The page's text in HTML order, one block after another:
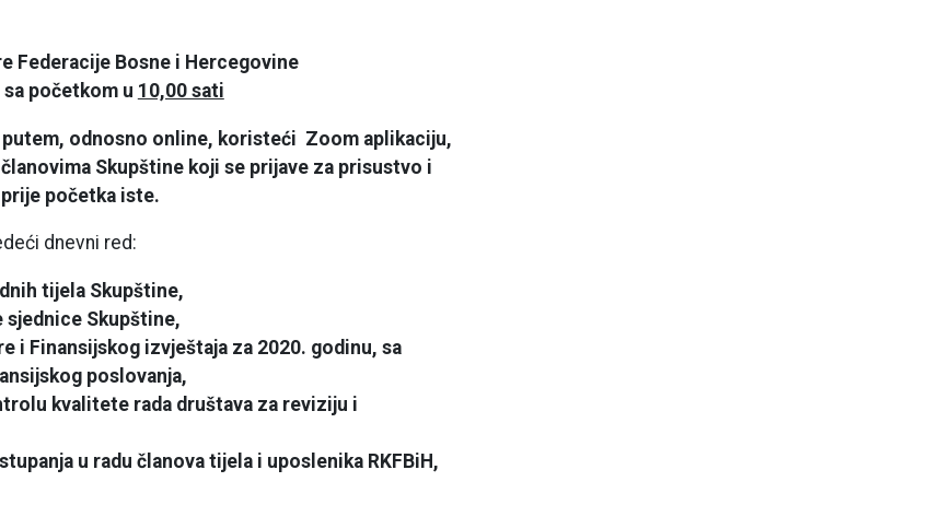
Federacije Bosne i Hercegovine
sa početkom u 10,00 sati
odnosno online, koristeći Zoom aplikaciju,
Skupštine koji se prijave za prisustvo i
početka iste.
dnevni red:
tijela Skupštine,
sjednice Skupštine,
i Finansijskog izvještaja za 2020. godinu, sa
poslovanja,
kvalitete rada društava za reviziju i
u radu članova tijela i uposlenika RKFBiH,